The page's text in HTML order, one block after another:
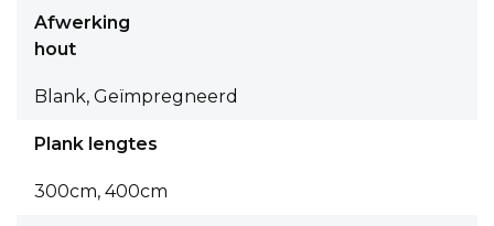
Afwerking
hout
Blank, Geïmpregneerd
Plank lengtes
300cm, 400cm